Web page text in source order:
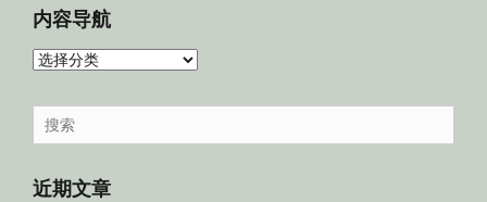
内容导航
内
导
航
Search
for:
近期文章